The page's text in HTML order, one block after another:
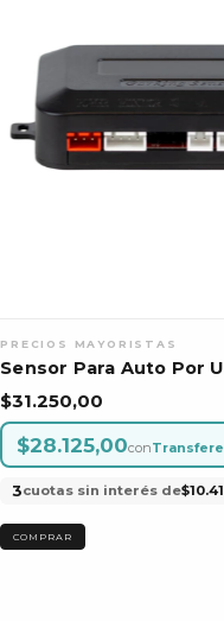
Sensor Para Auto Por
$31.250,00
$28.125,00con
3cuotas sin interés de